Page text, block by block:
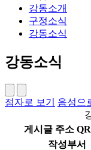
강동소개
구정소식
강동소식
강동소식
점자로 보기
음성으
게시글 주소
작성부서